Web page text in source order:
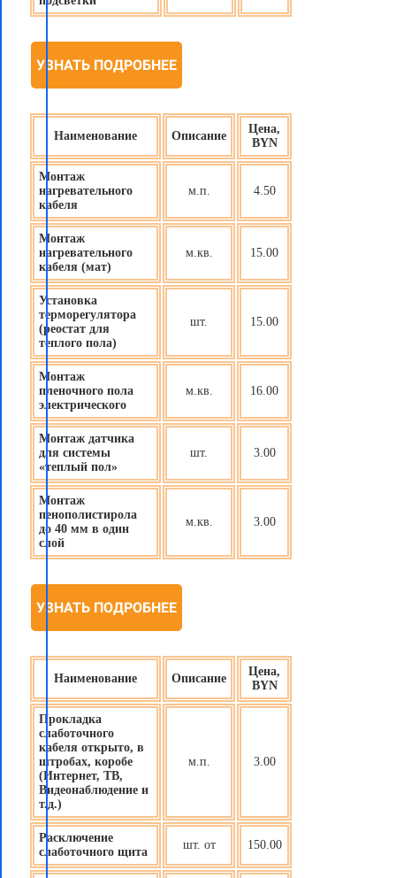
УЗНАТЬ ПОДРОБНЕЕ
Наименование Описание
Цена,
BYN
Монтаж
нагревательного
кабеля
м.п. 4.50
Монтаж
нагревательного
кабеля (мат)
м.кв. 15.00
Установка
терморегулятора
(реостат для
теплого пола)
шт. 15.00
Монтаж
пленочного пола
электрического
м.кв. 16.00
Монтаж датчика
для системы
«теплый пол»
шт. 3.00
Монтаж
пенополистирола
до 40 мм в один
слой
м.кв. 3.00
УЗНАТЬ ПОДРОБНЕЕ
Наименование Описание
Цена,
BYN
Прокладка
слаботочного
кабеля открыто, в
штробах, коробе
(Интернет, ТВ,
Видеонаблюдение и
т.д.)
м.п. 3.00
Расключение
слаботочного щита
шт. от 150.00